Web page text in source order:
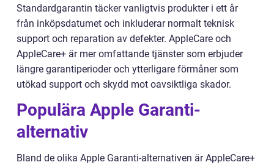
Standardgarantin täcker vanligtvis produkter i ett år
från inköpsdatumet och inkluderar normalt teknisk
support och reparation av defekter. AppleCare och
AppleCare+ är mer omfattande tjänster som erbjuder
längre garantiperioder och ytterligare förmåner som
utökad support och skydd mot oavsiktliga skador.
Populära Apple Garanti-
alternativ
Bland de olika Apple Garanti-alternativen är AppleCare+